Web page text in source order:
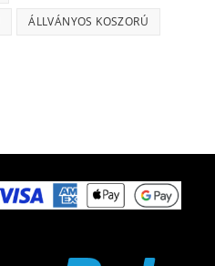
ÁLLVÁNYOS KOSZORÚ